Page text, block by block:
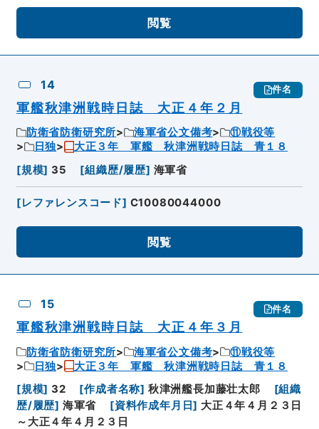
閲覧
14 件名
軍艦秋津洲戦時日誌 大正４年２月
防衛省防衛研究所 海軍省公文備考
⑪戦役等
日独
大正３年 軍艦 秋津洲戦時日誌 青１８
[規模] 35 [組織歴/履歴] 海軍省
[レファレンスコード] C10080044000
閲覧
15 件名
軍艦秋津洲戦時日誌 大正４年３月
防衛省防衛研究所 海軍省公文備考
⑪戦役等
日独
大正３年 軍艦 秋津洲戦時日誌 青１８
[規模] 32 [作成者名称] 秋津洲艦長加藤壮太郎 [組織
歴/履歴] 海軍省 [資料作成年月日] 大正４年４月２３日
～大正４年４月２３日